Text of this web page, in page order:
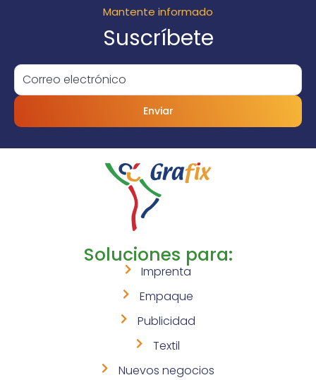
Mantente informado
Suscríbete
Enviar
Soluciones para:
Imprenta
Empaque
Publicidad
Textil
Nuevos negocios